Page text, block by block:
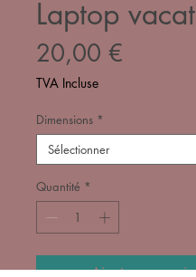
Laptop
20,00 €
TVA Incluse
Dimensions *
Quantité *
Ajouter au